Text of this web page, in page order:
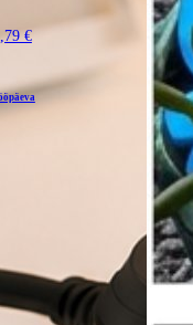
€